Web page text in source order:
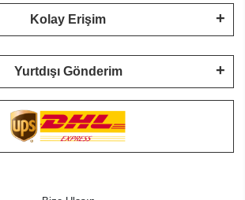
Kolay Erişim
Yurtdışı Gönderim